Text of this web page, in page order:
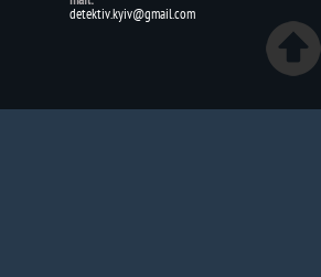
detektiv.kyiv@gmail.com